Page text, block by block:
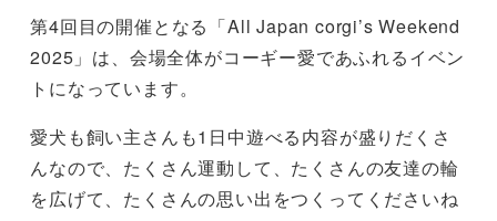
第4回目の開催となる「All Japan corgi’s Weekend
2025」は、会場全体がコーギー愛であふれるイベン
トになっています。
愛犬も飼い主さんも1日中遊べる内容が盛りだくさ
んなので、たくさん運動して、たくさんの友達の輪
を広げて、たくさんの思い出をつくってくださいね